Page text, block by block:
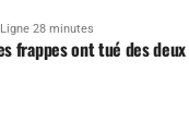
Ligne 28 minutes
frappes ont tué des